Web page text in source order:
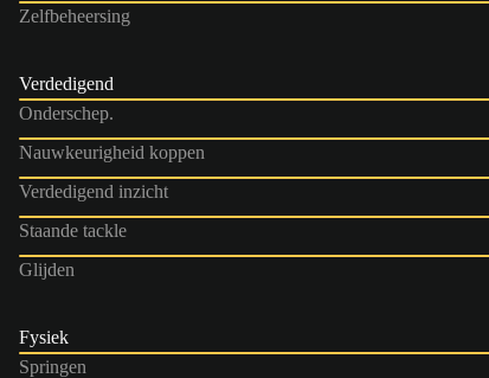
Zelfbeheersing
Verdedigend
Onderschep.
Nauwkeurigheid koppen
Verdedigend inzicht
Staande tackle
Glijden
Fysiek
Springen